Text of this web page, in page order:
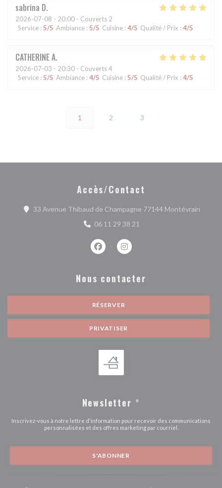
sabrina D
2026-07-08 - 20:00 - Couverts 2
Service : 5/5 Ambiance : 5/5 Cuisine : 4/5 Qualité / Prix : 4/5
CATHERINEA
2026-07-03 - 20:30 - Couverts 4
Service : 5/5 Ambiance : 4/5 Cuisine : 5/5 Qualité / Prix : 4/5
1 2 3
Accès/Contact
33 Avenue Thibaud de Champagne 77144 Montévrain
06 11 29 38 21
Facebook ((ouvre une nouvelle
Instagram ((ouvre une
Nous contacter
RÉSERVER
PRIVATISER
Newsletter *
Inscrivez-vous à notre lettre d'information pour recevoir des communications
personnalisées et des offres marketing par courriel.
S'ABONNER